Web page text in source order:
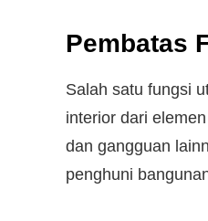
Pembatas
Salah satu fungsi
interior dari
dan gangguan
penghuni